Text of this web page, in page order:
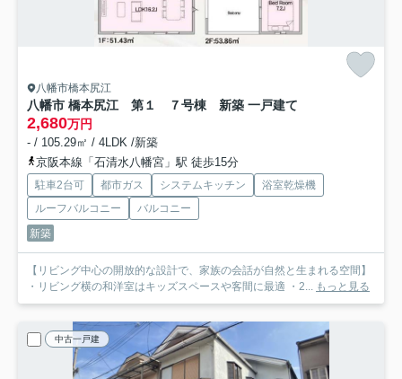
八幡市橋本尻江
八幡市 橋本尻江 第１ ７号棟 新築 一戸建て
2,680万円
- / 105.29㎡ / 4LDK /新築
京阪本線「石清水八幡宮」駅 徒歩15分
駐車2台可 都市ガス システムキッチン
浴室乾燥機
ルーフバルコニー
バルコニー
新築
【リビング中心の開放的な設計で、家族の会話が自然と生まれる空間】
・リビング横の和洋室はキッズスペースや客間に最適 ・2... もっと見る
中古一戸建